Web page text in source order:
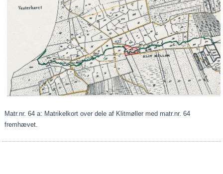
Matr.nr. 64 a: Matrikelkort over dele af Klitmøller med matr.nr. 64
fremhævet.